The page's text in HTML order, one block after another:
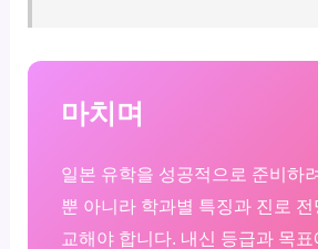
마치며
일본 유학을 성공적으로 준비하
뿐 아니라 학과별 특징과 진로
교해야 합니다. 내신 등급과 목